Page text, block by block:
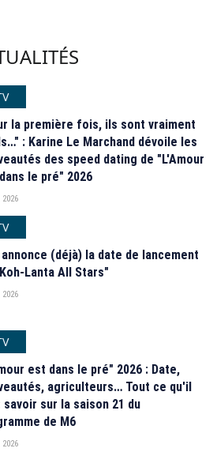
la première fois, ils sont vraiment
: Karine Le Marchand dévoile les
des speed dating de "L'Amour
le pré" 2026
annonce (déjà) la date de lancement
Lanta All Stars"
est dans le pré" 2026 : Date,
agriculteurs… Tout ce qu'il
sur la saison 21 du
de M6